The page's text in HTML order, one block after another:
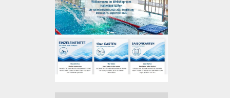
Kirchen
Lokale Agenda
Jugendhaus